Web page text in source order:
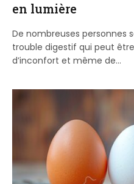
en lumière
De nombreuses personnes
trouble digestif qui peut
d’inconfort et même de…